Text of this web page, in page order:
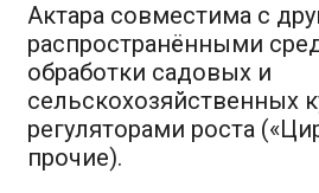
Актара совместима с
распространёнными
обработки садовых и
сельскохозяйственных
регуляторами роста
прочие).